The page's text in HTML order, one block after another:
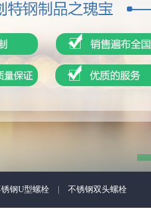
钢U型螺栓 不锈钢双头螺栓